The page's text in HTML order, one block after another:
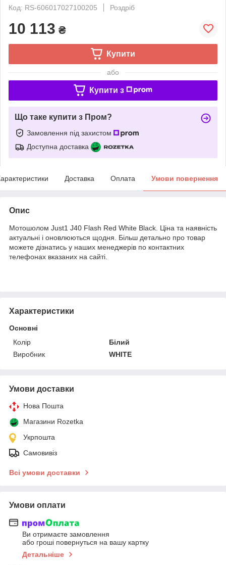
Код: RS-606017027100205
Роздріб
10 113 ₴
Купити
або
Купити з
Що таке купити з Пром?
Замовлення під захистом
Доступна доставка
Доставка Оплата Умови повернення
Опис
Мотошолом Just1 J40 Flash Red White Black. Ціна та наявність
актуальні і оновлюються щодня. Більш детально про товар
можете дізнатись у наших менеджерів по контактних
телефонах вказаних на сайті.
Характеристики
Основні
Колір
Білий
Виробник
WHITE
Умови доставки
Нова Пошта
Магазини Rozetka
Укрпошта
Самовивіз
Всі умови доставки
Умови оплати
Ви отримаєте замовлення
або гроші повернуться на вашу картку
Детальніше